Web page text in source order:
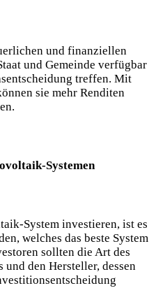
und finanziellen
und Gemeinde verfügbar
treffen. Mit
sie mehr Renditen
Systemen
System investieren, ist es
welches das beste System
sollten die Art des
den Hersteller, dessen